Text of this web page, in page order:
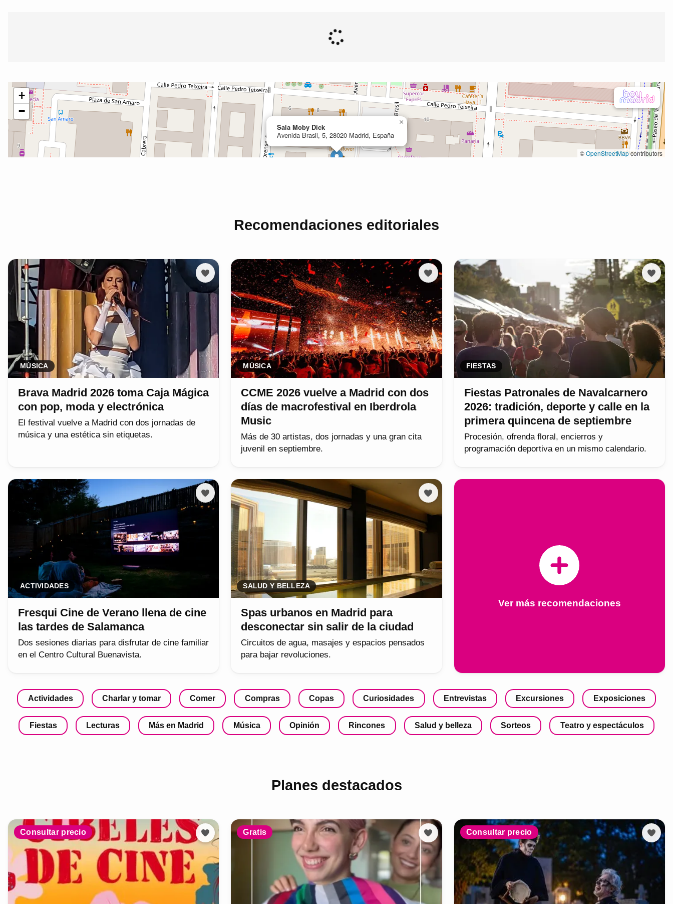
Recomendaciones editoriales
MÚSICA
Brava Madrid 2026 toma Caja Mágica
con pop, moda y electrónica
El festival vuelve a Madrid con dos jornadas de
música y una estética sin etiquetas.
MÚSICA
CCME 2026 vuelve a Madrid con dos
días de macrofestival en Iberdrola
Music
Más de 30 artistas, dos jornadas y una gran cita
juvenil en septiembre.
FIESTAS
Fiestas Patronales de Navalcarnero
2026: tradición, deporte y calle en la
primera quincena de septiembre
Procesión, ofrenda floral, encierros y
programación deportiva en un mismo calendario.
ACTIVIDADES
Fresqui Cine de Verano llena de cine
las tardes de Salamanca
Dos sesiones diarias para disfrutar de cine familiar
en el Centro Cultural Buenavista.
SALUD Y BELLEZA
Spas urbanos en Madrid para
desconectar sin salir de la ciudad
Circuitos de agua, masajes y espacios pensados
para bajar revoluciones.
Ver más recomendaciones
Actividades Charlar y tomar Comer Compras Copas Curiosidades Entrevistas Excursiones Exposiciones
Fiestas Lecturas Más en Madrid Música Opinión Rincones Salud y belleza Sorteos Teatro y espectáculos
Planes destacados
Consultar precio Gratis Consultar precio